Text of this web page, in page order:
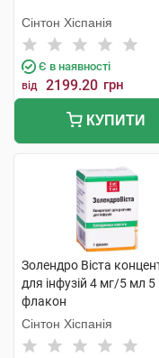
Сінтон Хіспанія
Є в наявності
від 2199.20 грн
КУПИТИ
Золендро Віста
для інфузій 4 мг/5 мл 5
флакон
Сінтон Хіспанія